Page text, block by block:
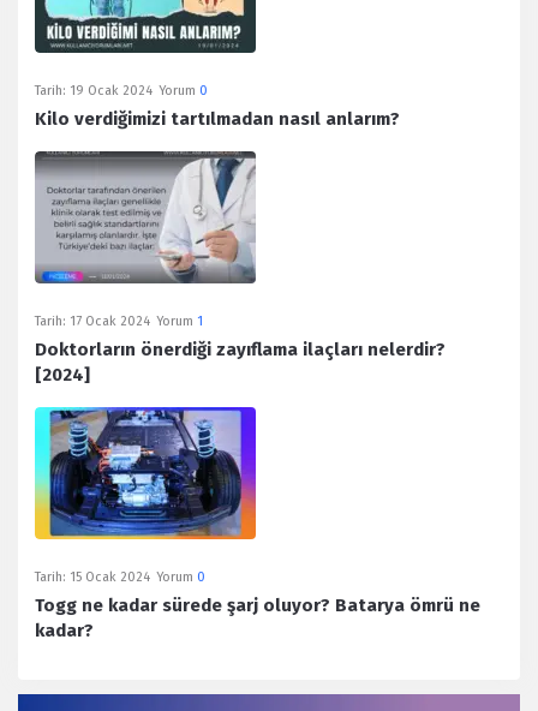
Tarih: 19 Ocak 2024 Yorum 0
Kilo verdiğimizi tartılmadan nasıl anlarım?
Tarih: 17 Ocak 2024 Yorum 1
Doktorların önerdiği zayıflama ilaçları nelerdir?
[2024]
Tarih: 15 Ocak 2024 Yorum 0
Togg ne kadar sürede şarj oluyor? Batarya ömrü ne
kadar?